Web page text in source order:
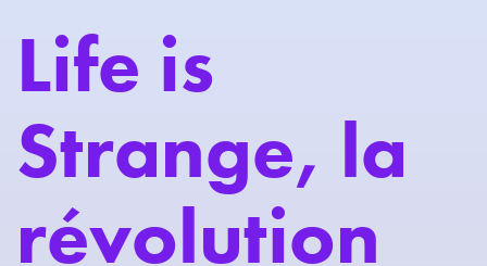
Life is
Strange, la
révolution